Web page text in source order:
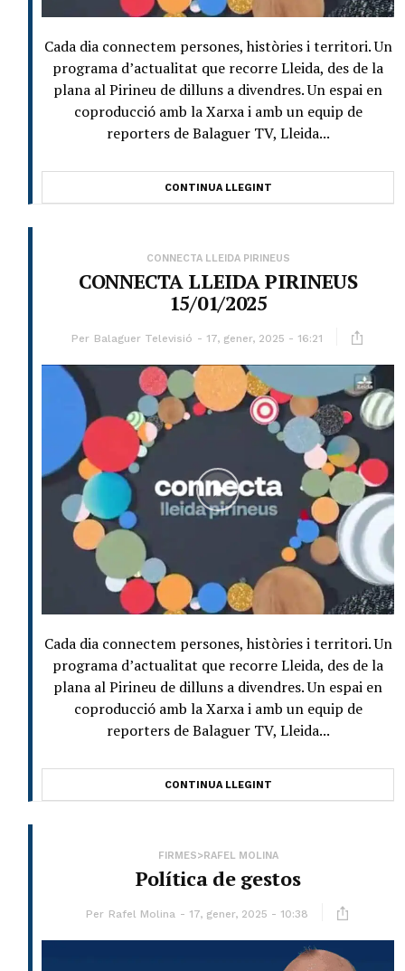
Cada dia connectem persones, històries i territori. Un
programa d’actualitat que recorre Lleida, des de la
plana al Pirineu de dilluns a divendres. Un espai en
coproducció amb la Xarxa i amb un equip de
reporters de Balaguer TV, Lleida...
CONTINUA LLEGINT
CONNECTA LLEIDA PIRINEUS
CONNECTA LLEIDA PIRINEUS
15/01/2025
Per Balaguer Televisió 17, gener, 2025 - 16:21
Cada dia connectem persones, històries i territori. Un
programa d’actualitat que recorre Lleida, des de la
plana al Pirineu de dilluns a divendres. Un espai en
coproducció amb la Xarxa i amb un equip de
reporters de Balaguer TV, Lleida...
CONTINUA LLEGINT
FIRMES>RAFEL MOLINA
Política de gestos
Per Rafel Molina 17, gener, 2025 - 10:38